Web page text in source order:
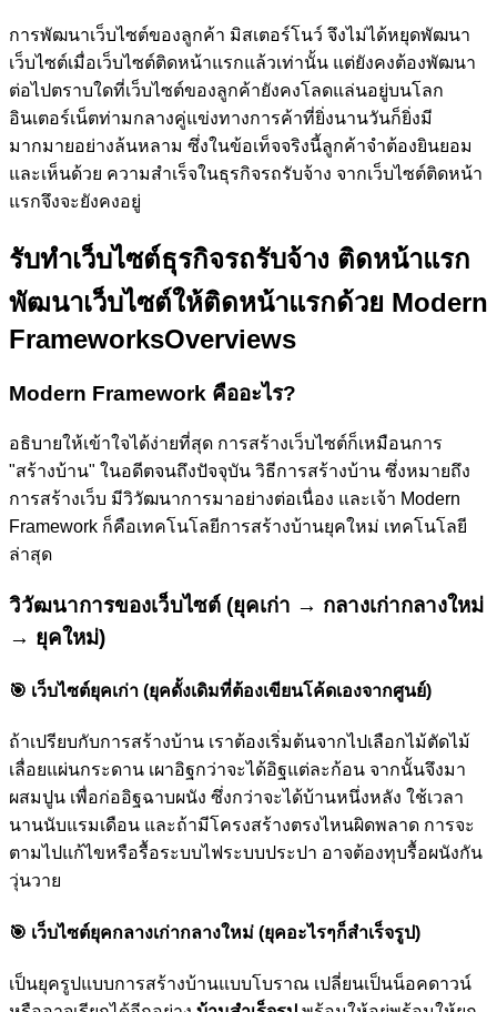
การพัฒนาเว็บไซต์ของลูกค้า มิสเตอร์โนว์ จึงไม่ได้หยุดพัฒนา
เว็บไซต์เมื่อเว็บไซต์ติดหน้าแรกแล้วเท่านั้น แต่ยังคงต้องพัฒนา
ต่อไปตราบใดที่เว็บไซต์ของลูกค้ายังคงโลดแล่นอยู่บนโลก
อินเตอร์เน็ตท่ามกลางคู่แข่งทางการค้าที่ยิ่งนานวันก็ยิ่งมี
มากมายอย่างล้นหลาม ซึ่งในข้อเท็จจริงนี้ลูกค้าจำต้องยินยอม
และเห็นด้วย ความสำเร็จในธุรกิจรถรับจ้าง จากเว็บไซต์ติดหน้า
แรกจึงจะยังคงอยู่
รับทำเว็บไซต์ธุรกิจรถรับจ้าง ติดหน้าแรก
พัฒนาเว็บไซต์ให้ติดหน้าแรกด้วย Modern
FrameworksOverviews
Modern Framework คืออะไร?
อธิบายให้เข้าใจได้ง่ายที่สุด การสร้างเว็บไซต์ก็เหมือนการ
"สร้างบ้าน" ในอดีตจนถึงปัจจุบัน วิธีการสร้างบ้าน ซึ่งหมายถึง
การสร้างเว็บ มีวิวัฒนาการมาอย่างต่อเนื่อง และเจ้า Modern
Framework ก็คือเทคโนโลยีการสร้างบ้านยุคใหม่ เทคโนโลยี
ล่าสุด
วิวัฒนาการของเว็บไซต์ (ยุคเก่า → กลางเก่ากลางใหม่
→ ยุคใหม่)
🎯 เว็บไซต์ยุคเก่า (ยุคดั้งเดิมที่ต้องเขียนโค้ดเองจากศูนย์)
ถ้าเปรียบกับการสร้างบ้าน เราต้องเริ่มต้นจากไปเลือกไม้ตัดไม้
เลื่อยแผ่นกระดาน เผาอิฐกว่าจะได้อิฐแต่ละก้อน จากนั้นจึงมา
ผสมปูน เพื่อก่ออิฐฉาบผนัง ซึ่งกว่าจะได้บ้านหนึ่งหลัง ใช้เวลา
นานนับแรมเดือน และถ้ามีโครงสร้างตรงไหนผิดพลาด การจะ
ตามไปแก้ไขหรือรื้อระบบไฟระบบประปา อาจต้องทุบรื้อผนังกัน
วุ่นวาย
🎯 เว็บไซต์ยุคกลางเก่ากลางใหม่ (ยุคอะไรๆก็สำเร็จรูป)
เป็นยุครูปแบบการสร้างบ้านแบบโบราณ เปลี่ยนเป็นน็อคดาวน์